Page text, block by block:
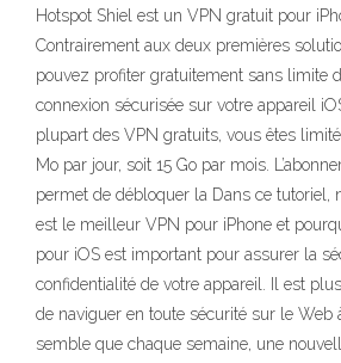
Hotspot Shiel est un VPN gratuit pour
Contrairement aux deux premières
pouvez profiter gratuitement sans limite
connexion sécurisée sur votre appareil
plupart des VPN gratuits, vous êtes
Mo par jour, soit 15 Go par mois.
permet de débloquer la Dans ce tutoriel,
est le meilleur VPN pour iPhone et
pour iOS est important pour assurer la
confidentialité de votre appareil. Il est
de naviguer en toute sécurité sur le Web à
semble que chaque semaine, une